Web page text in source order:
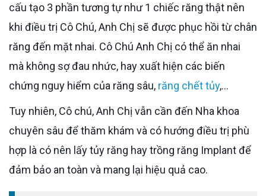
cấu tạo 3 phần tương tự như 1 chiếc răng thật nên
khi điều trị Cô Chú, Anh Chị sẽ được phục hồi từ chân
răng đến mặt nhai. Cô Chú Anh Chị có thể ăn nhai
mà không sợ đau nhức, hay xuất hiện các biến
chứng nguy hiểm của răng sâu, răng chết tủy,...
Tuy nhiên, Cô chú, Anh Chị vẫn cần đến Nha khoa
chuyên sâu để thăm khám và có hướng điều trị phù
hợp là có nên lấy tủy răng hay trồng răng Implant để
đảm bảo an toàn và mang lại hiệu quả cao.